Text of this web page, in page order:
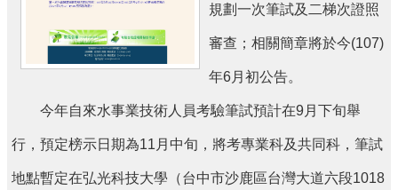
規劃一次筆試及二梯次證照
審查；相關簡章將於今(107)
年6月初公告。
今年自來水事業技術人員考驗筆試預計在9月下旬舉
行，預定榜示日期為11月中旬，將考專業科及共同科，筆試
地點暫定在弘光科技大學（台中市沙鹿區台灣大道六段1018